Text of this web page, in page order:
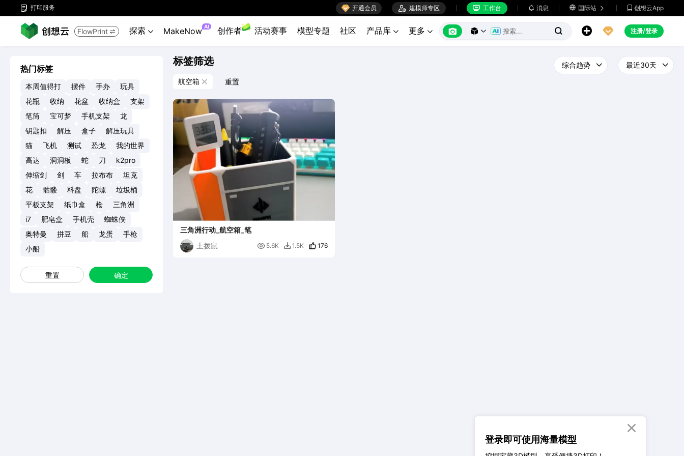
 打印服务  开通会员  建模师专区  工作台  消息  国际站   创想云App
FlowPrint  探索  MakeNow AI 创作者 活动赛事 模型专题 社区 产品库  更多        注册/登录
热门标签
本周值得打 摆件 手办
玩具
花瓶
收纳 花盆 收纳盒
支架
笔筒
宝可梦 手机支架
龙
钥匙扣
解压 盒子
解压玩具
猫
飞机 测试 恐龙
我的世界
高达
洞洞板 蛇 刀
k2pro
伸缩剑
剑 车 拉布布
坦克
花
骷髅 料盘 陀螺
垃圾桶
平板支架
纸巾盒 枪
三角洲
i7
肥皂盒 手机壳
蜘蛛侠
奥特曼
拼豆 船 龙蛋
手枪
小船
重置 确定
标签筛选
航空箱  重置
三角洲行动_航空箱_笔
土拨鼠
 5.6K  1.5K 176
登录即可使用海量模型
